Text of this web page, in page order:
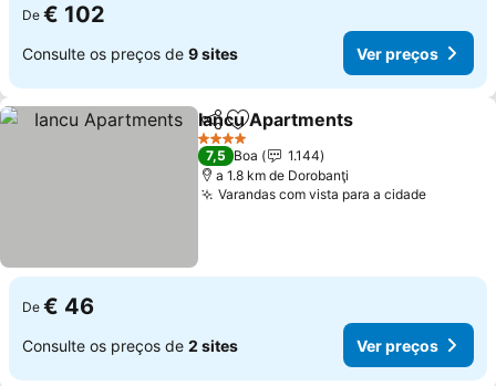
De € 102
Consulte os preços de 9 sites Ver preços
PartilharAdicionar aos favoritos
Iancu Apartments
4 Estrelas
7,5 Boa
1.144
a 1.8 km de Dorobanţi
Varandas com vista para a cidade
De € 46
Consulte os preços de 2 sites Ver preços